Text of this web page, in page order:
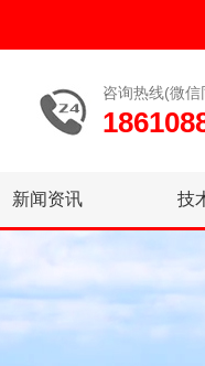
咨询热线(微信
新闻资讯 技